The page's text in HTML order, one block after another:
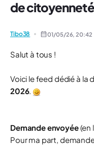
de
Tibo38 01/05/26,20:42
Salut à tous !
Voici le feed dédié à
2026.
Demande envoyée(en
Pour ma part,